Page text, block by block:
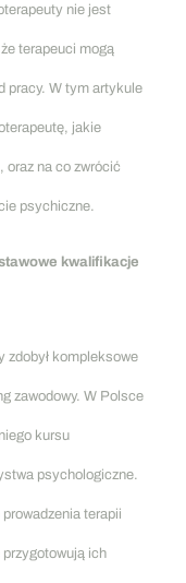
nie jest
terapeuci mogą
pracy. W tym artykule
jakie
oraz na co zwrócić
psychiczne.
kwalifikacje
zdobył kompleksowe
zawodowy. W Polsce
kursu
psychologiczne.
terapii
ich